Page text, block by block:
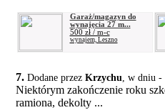
Garaż/magazyn do
wynajęcia 27 m...
500 zł / m-c
wynajem, Leszno
7. Dodane przez Krzychu, w dniu -
Niektórym zakończenie roku
ramiona, dekolty ...